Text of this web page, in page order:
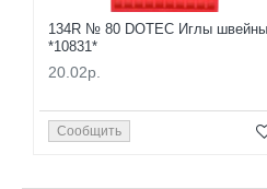
134R № 80 DOTEC Иглы
*10831*
20.02р.
Сообщить